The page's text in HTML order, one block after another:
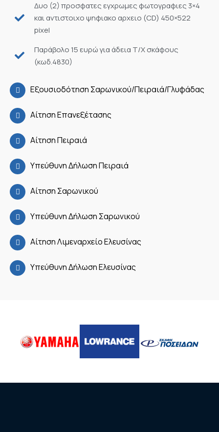
Δυο (2) προσφατες εγχρωμες φωτογραφιες 3×4
και αντιστοιχο ψηφιακο αρχειο (CD) 450×522
pixel
Παράβολο 15 ευρώ για άδεια Τ/Χ σκάφους
(κωδ.4830)
Εξουσιοδότηση Σαρωνικού/Πειραιά/Γλυφάδας
Αίτηση Επανεξέτασης
Αίτηση Πειραιά
Υπεύθυνη Δήλωση Πειραιά
Αίτηση Σαρωνικού
Υπεύθυνη Δήλωση Σαρωνικού
Αίτηση Λιμεναρχείο Ελευσίνας
Υπεύθυνη Δήλωση Ελευσίνας